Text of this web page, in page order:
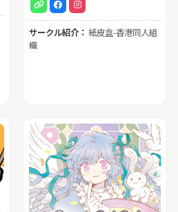
サークル紹介： 紙皮盒-香港同人組
織